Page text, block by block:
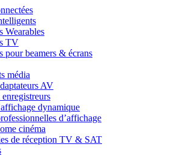
Wearables
TV
pour beamers & écrans
média
AV
dynamique
d’affichage
cinéma
de réception TV & SAT